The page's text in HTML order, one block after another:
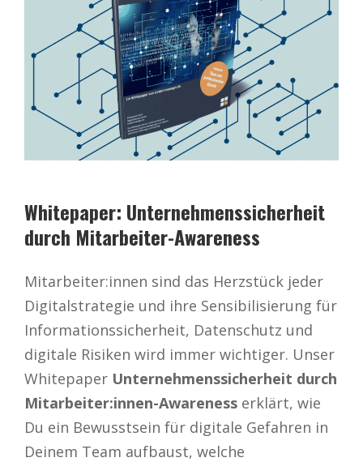
Whitepaper: Unternehmenssicherheit
durch Mitarbeiter-Awareness
Mitarbeiter:innen sind das Herzstück jeder
Digitalstrategie und ihre Sensibilisierung für
Informationssicherheit, Datenschutz und
digitale Risiken wird immer wichtiger. Unser
Whitepaper Unternehmenssicherheit durch
Mitarbeiter:innen-Awareness erklärt, wie
Du ein Bewusstsein für digitale Gefahren in
Deinem Team aufbaust, welche